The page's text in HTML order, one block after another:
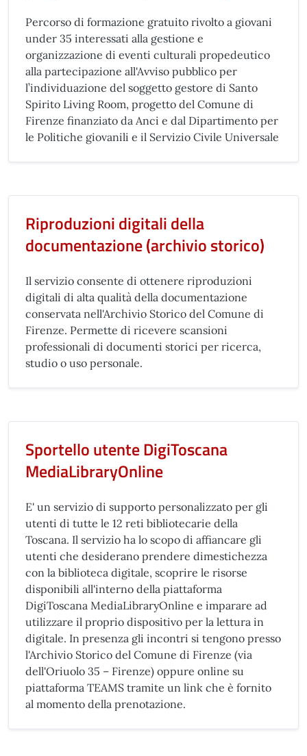
Percorso di formazione gratuito rivolto a giovani
under 35 interessati alla gestione e
organizzazione di eventi culturali propedeutico
alla partecipazione all'Avviso pubblico per
l’individuazione del soggetto gestore di Santo
Spirito Living Room, progetto del Comune di
Firenze finanziato da Anci e dal Dipartimento per
le Politiche giovanili e il Servizio Civile Universale
Riproduzioni digitali della
documentazione (archivio storico)
Il servizio consente di ottenere riproduzioni
digitali di alta qualità della documentazione
conservata nell'Archivio Storico del Comune di
Firenze. Permette di ricevere scansioni
professionali di documenti storici per ricerca,
studio o uso personale.
Sportello utente DigiToscana
MediaLibraryOnline
E' un servizio di supporto personalizzato per gli
utenti di tutte le 12 reti bibliotecarie della
Toscana. Il servizio ha lo scopo di affiancare gli
utenti che desiderano prendere dimestichezza
con la biblioteca digitale, scoprire le risorse
disponibili all'interno della piattaforma
DigiToscana MediaLibraryOnline e imparare ad
utilizzare il proprio dispositivo per la lettura in
digitale. In presenza gli incontri si tengono presso
l'Archivio Storico del Comune di Firenze (via
dell'Oriuolo 35 – Firenze) oppure online su
piattaforma TEAMS tramite un link che è fornito
al momento della prenotazione.